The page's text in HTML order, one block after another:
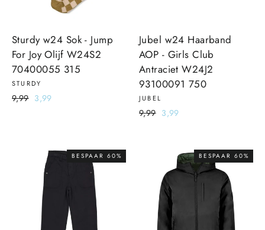
Sturdy w24 Sok - Jump
For Joy Olijf W24S2
70400055 315
STURDY
Normale
9,99 Sale
3,99
Jubel w24 Haarband
AOP - Girls Club
Antraciet W24J2
93100091 750
JUBEL
Normale
9,99 Sale
3,99
BESPAAR 60% BESPAAR 60%